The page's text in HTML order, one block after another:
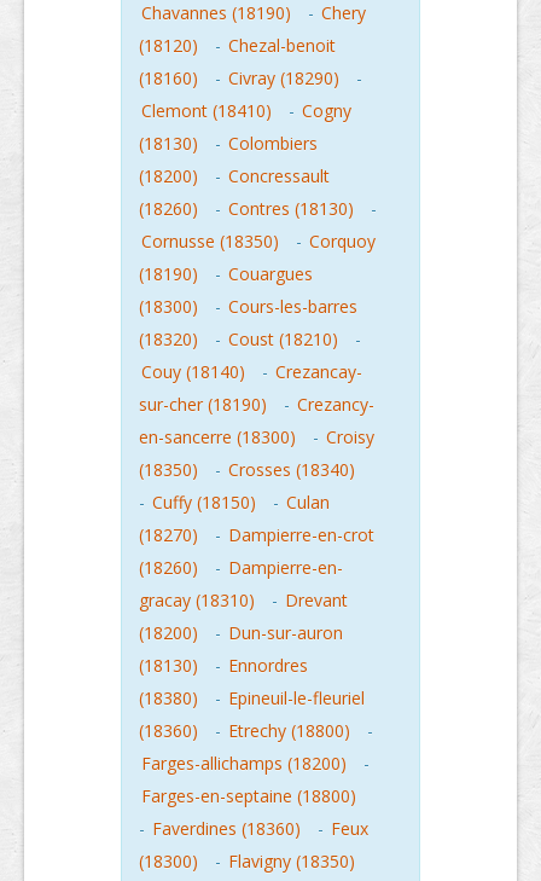
Chavannes (18190)
- Chery
(18120)
- Chezal-benoit
(18160)
- Civray (18290)
-
Clemont (18410)
- Cogny
(18130)
- Colombiers
(18200)
- Concressault
(18260)
- Contres (18130)
-
Cornusse (18350)
- Corquoy
(18190)
- Couargues
(18300)
- Cours-les-barres
(18320)
- Coust (18210)
-
Couy (18140)
- Crezancay-
sur-cher (18190)
- Crezancy-
en-sancerre (18300)
- Croisy
(18350)
- Crosses (18340)
- Cuffy (18150) - Culan
(18270)
- Dampierre-en-crot
(18260)
- Dampierre-en-
gracay (18310)
- Drevant
(18200)
- Dun-sur-auron
(18130)
- Ennordres
(18380)
- Epineuil-le-fleuriel
(18360)
- Etrechy (18800)
-
Farges-allichamps (18200)
-
Farges-en-septaine (18800)
- Faverdines (18360) - Feux
(18300)
- Flavigny (18350)